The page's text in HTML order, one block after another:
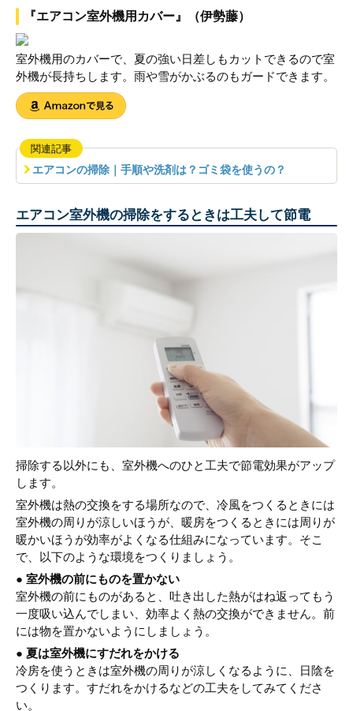
『エアコン室外機用カバー』（伊勢藤）
室外機用のカバーで、夏の強い日差しもカットできるので室
外機が長持ちします。雨や雪がかぶるのもガードできます。
関連記事
エアコンの掃除｜手順や洗剤は？ゴミ袋を使うの？
エアコン室外機の掃除をするときは工夫して節電
掃除する以外にも、室外機へのひと工夫で節電効果がアップ
します。
室外機は熱の交換をする場所なので、冷風をつくるときには
室外機の周りが涼しいほうが、暖房をつくるときには周りが
暖かいほうが効率がよくなる仕組みになっています。そこ
で、以下のような環境をつくりましょう。
● 室外機の前にものを置かない
室外機の前にものがあると、吐き出した熱がはね返ってもう
一度吸い込んでしまい、効率よく熱の交換ができません。前
には物を置かないようにしましょう。
● 夏は室外機にすだれをかける
冷房を使うときは室外機の周りが涼しくなるように、日陰を
つくります。すだれをかけるなどの工夫をしてみてくださ
い。